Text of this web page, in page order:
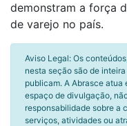
demonstram a força
de varejo no país.
Aviso Legal: Os
nesta seção são de
publicam. A Abrasce
espaço de divulgação,
responsabilidade sobre a
serviços, atividades ou